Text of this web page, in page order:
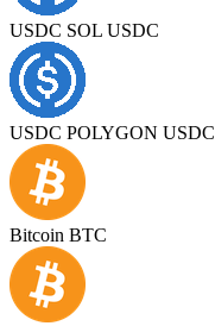
USDC SOL USDC
USDC POLYGON USDC
Bitcoin BTC